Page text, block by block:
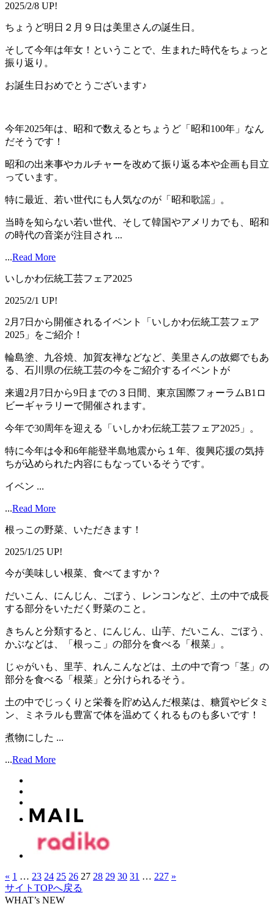
2025/2/8 UP!
ちょうど明日２月９日は美里さんの誕生日。
そして今年は年女！ということで、生まれた時代をちょっと
振り返り。
お誕生日おめでとうございます♪
今年2025年は、昭和で数えるとちょうど「昭和100年」なん
だそうです！
昭和の出来事やカルチャーを改めて振り返る本や企画も目立
っています。
特に最近、若い世代にも人気なのが「昭和歌謡」。
当時を知らない若い世代、そして韓国やアメリカでも、昭和
の時代の音楽が注目され ...
...Read More
いしかわ伝統工芸フェア2025
2025/2/1 UP!
2月7日から開催されるイベント「いしかわ伝統工芸フェア
2025」をご紹介！
輪島塗、九谷焼、加賀友禅などなど、美里さんの故郷でもあ
る、石川県の伝統工芸の今をご紹介するイベントが
来週2月7日から9日までの３日間、東京国際フォーラムB1ロ
ビーギャラリーで開催されます。
今年で30周年を迎える「いしかわ伝統工芸フェア2025」。
特に今年は令和6年能登半島地震から１年、復興応援の気持
ちが込められた内容にもなっているそうです。
イベン ...
...Read More
根っこの野菜、いただきます！
2025/1/25 UP!
今が美味しい根菜、食べてますか？
だいこん、にんじん、ごぼう、レンコンなど、土の中で成長
する部分をいただく野菜のこと。
きちんと分類すると、にんじん、山芋、だいこん、ごぼう、
かぶなどは、「根っこ」の部分を食べる「根菜」。
じゃがいも、里芋、れんこんなどは、土の中で育つ「茎」の
部分を食べる「根菜」と分けられるそう。
土の中でじっくりと栄養を貯め込んだ根菜は、糖質やビタミ
ン、ミネラルも豊富で体を温めてくれるものも多いです！
煮物にした ...
...Read More
« 1 … 23 24 25 26 27 28 29 30 31 … 227 »
サイトTOPへ戻る
WHAT’s NEW